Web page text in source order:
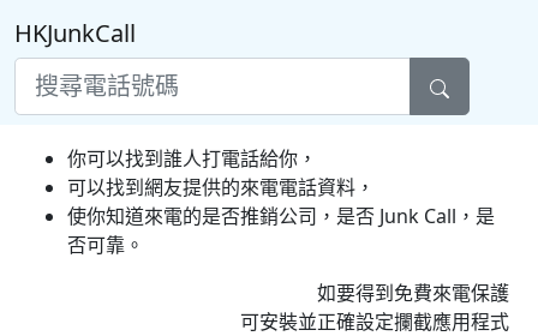
HKJunkCall
你可以找到誰人打電話給你，
可以找到網友提供的來電電話資料，
使你知道來電的是否推銷公司，是否 Junk Call，是
否可靠。
如要得到免費來電保護
可安裝並正確設定攔截應用程式